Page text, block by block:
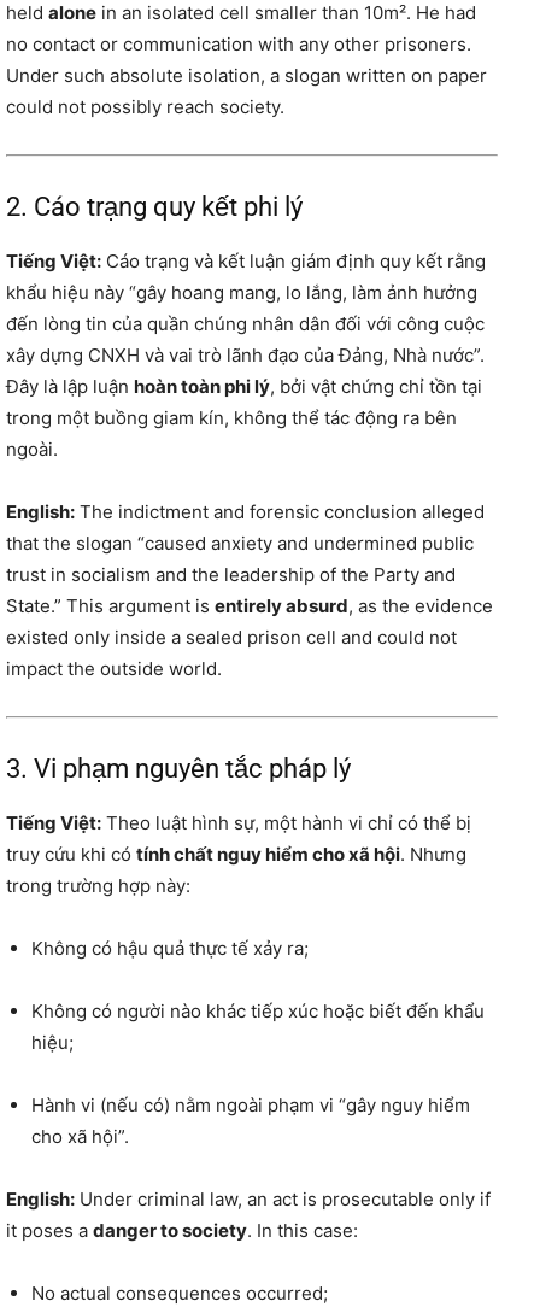
held alone in an isolated cell smaller than 10m². He had
no contact or communication with any other prisoners.
Under such absolute isolation, a slogan written on paper
could not possibly reach society.
2. Cáo trạng quy kết phi lý
Tiếng Việt: Cáo trạng và kết luận giám định quy kết rằng
khẩu hiệu này “gây hoang mang, lo lắng, làm ảnh hưởng
đến lòng tin của quần chúng nhân dân đối với công cuộc
xây dựng CNXH và vai trò lãnh đạo của Đảng, Nhà nước”.
Đây là lập luận hoàn toàn phi lý, bởi vật chứng chỉ tồn tại
trong một buồng giam kín, không thể tác động ra bên
ngoài.
English: The indictment and forensic conclusion alleged
that the slogan “caused anxiety and undermined public
trust in socialism and the leadership of the Party and
State.” This argument is entirely absurd, as the evidence
existed only inside a sealed prison cell and could not
impact the outside world.
3. Vi phạm nguyên tắc pháp lý
Tiếng Việt: Theo luật hình sự, một hành vi chỉ có thể bị
truy cứu khi có tính chất nguy hiểm cho xã hội. Nhưng
trong trường hợp này:
Không có hậu quả thực tế xảy ra;
Không có người nào khác tiếp xúc hoặc biết đến khẩu
hiệu;
Hành vi (nếu có) nằm ngoài phạm vi “gây nguy hiểm
cho xã hội”.
English: Under criminal law, an act is prosecutable only if
it poses a danger to society. In this case:
No actual consequences occurred;